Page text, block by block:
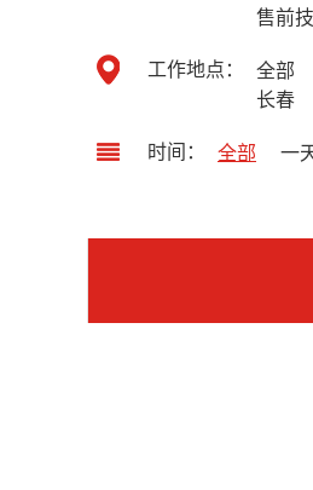
售前
工作地点： 全部
长春
时间： 全部 一